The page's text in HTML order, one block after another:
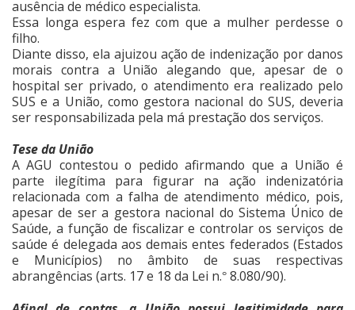
ausência de médico especialista.
Essa longa espera fez com que a mulher perdesse o
filho.
Diante disso, ela ajuizou ação de indenização por danos
morais contra a União alegando que, apesar de o
hospital ser privado, o atendimento era realizado pelo
SUS e a União, como gestora nacional do SUS, deveria
ser responsabilizada pela má prestação dos serviços.
Tese da União
A AGU contestou o pedido afirmando que a União é
parte ilegítima para figurar na ação indenizatória
relacionada com a falha de atendimento médico, pois,
apesar de ser a gestora nacional do Sistema Único de
Saúde, a função de fiscalizar e controlar os serviços de
saúde é delegada aos demais entes federados (Estados
e Municípios) no âmbito de suas respectivas
abrangências (arts. 17 e 18 da Lei n.° 8.080/90).